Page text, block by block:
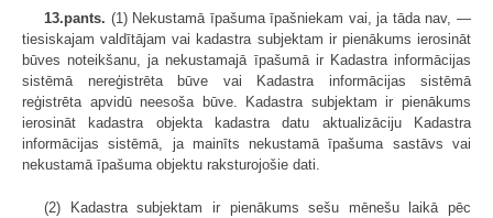
13.pants. (1) Nekustamā īpašuma īpašniekam vai, ja tāda nav, —
tiesiskajam valdītājam vai kadastra subjektam ir pienākums ierosināt
būves noteikšanu, ja nekustamajā īpašumā ir Kadastra informācijas
sistēmā nereģistrēta būve vai Kadastra informācijas sistēmā
reģistrēta apvidū neesoša būve. Kadastra subjektam ir pienākums
ierosināt kadastra objekta kadastra datu aktualizāciju Kadastra
informācijas sistēmā, ja mainīts nekustamā īpašuma sastāvs vai
nekustamā īpašuma objektu raksturojošie dati.
(2) Kadastra subjektam ir pienākums sešu mēnešu laikā pēc